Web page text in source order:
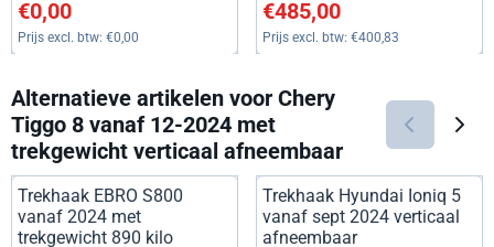
Prijs: 0,00, exclusief btw: 0,00
€0,00
Prijs excl. btw: €0,00
Prijs: 485,00, exclusief btw:
€485,00
Prijs excl. btw: €400,83
Alternatieve artikelen voor Chery
Tiggo 8 vanaf 12-2024 met
trekgewicht verticaal afneembaar
Trekhaak EBRO S800
vanaf 2024 met
trekgewicht 890 kilo
Trekhaak Hyundai Ioniq 5
vanaf sept 2024 verticaal
afneembaar